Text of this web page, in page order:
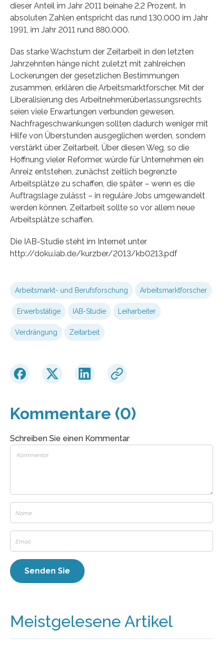
dieser Anteil im Jahr 2011 beinahe 2,2 Prozent. In
absoluten Zahlen entspricht das rund 130.000 im Jahr
1991, im Jahr 2011 rund 880.000.
Das starke Wachstum der Zeitarbeit in den letzten
Jahrzehnten hänge nicht zuletzt mit zahlreichen
Lockerungen der gesetzlichen Bestimmungen
zusammen, erklären die Arbeitsmarktforscher. Mit der
Liberalisierung des Arbeitnehmerüberlassungsrechts
seien viele Erwartungen verbunden gewesen.
Nachfrageschwankungen sollten dadurch weniger mit
Hilfe von Überstunden ausgeglichen werden, sondern
verstärkt über Zeitarbeit. Über diesen Weg, so die
Hoffnung vieler Reformer, würde für Unternehmen ein
Anreiz entstehen, zunächst zeitlich begrenzte
Arbeitsplätze zu schaffen, die später – wenn es die
Auftragslage zulässt – in reguläre Jobs umgewandelt
werden können. Zeitarbeit sollte so vor allem neue
Arbeitsplätze schaffen.
Die IAB-Studie steht im Internet unter
http://doku.iab.de/kurzber/2013/kb0213.pdf
Arbeitsmarkt- und Berufsforschung Arbeitsmarktforscher
Erwerbstätige IAB-Studie Leiharbeiter
Verdrängung Zeitarbeit
Kommentare (0)
Schreiben Sie einen Kommentar
Meistgelesene Artikel